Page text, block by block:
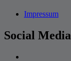
Impressum
Social Media